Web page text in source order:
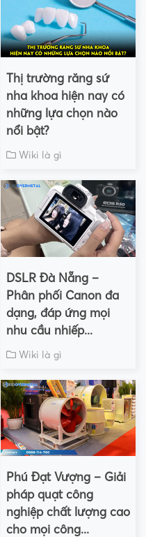
Thị trường răng sứ
nha khoa hiện nay có
những lựa chọn nào
nổi bật?
Wiki là gì
DSLR Đà Nẵng –
Phân phối Canon đa
dạng, đáp ứng mọi
nhu cầu nhiếp...
Wiki là gì
Phú Đạt Vượng – Giải
pháp quạt công
nghiệp chất lượng cao
cho mọi công...